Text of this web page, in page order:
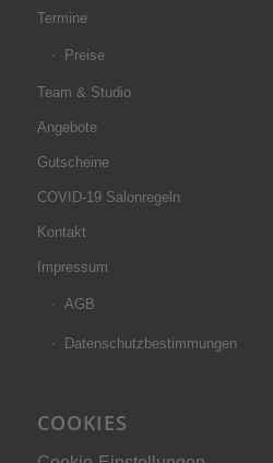
Termine
Preise
Team & Studio
Angebote
Gutscheine
COVID-19 Salonregeln
Kontakt
Impressum
AGB
Datenschutzbestimmungen
COOKIES